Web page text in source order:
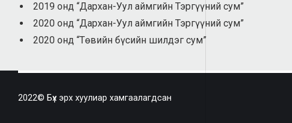
2019 онд “Дархан-Уул аймгийн Тэргүүний сум”
2020 онд “Дархан-Уул аймгийн Тэргүүний сум”
2020 онд “Төвийн бүсийн шилдэг сум”
2022© Бүх эрх хуулиар хамгаалагдсан